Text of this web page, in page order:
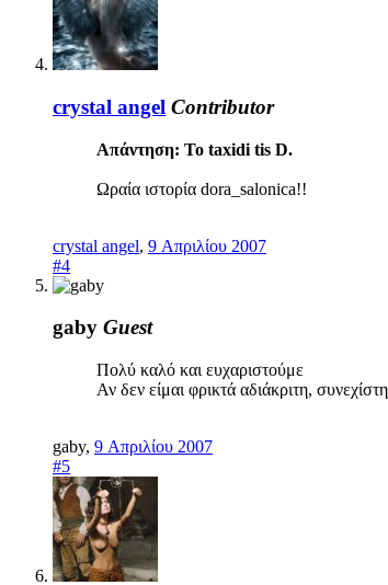
crystal angel Contributor
Απάντηση: To taxidi tis D.
Ωραία ιστορία dora_salonica!!
crystal angel, 9 Απριλίου 2007
#4
gaby Guest
Πολύ καλό και ευχαριστούμε
Αν δεν είμαι φρικτά αδιάκριτη,
gaby, 9 Απριλίου 2007
#5